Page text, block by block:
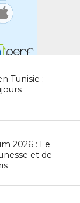
Tunisie :
2026 : Le
et de